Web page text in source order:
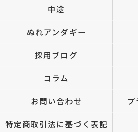
中途
ぬれアンダギー
採用ブログ
コラム
お問い合わせ
特定商取引法に基づく表記